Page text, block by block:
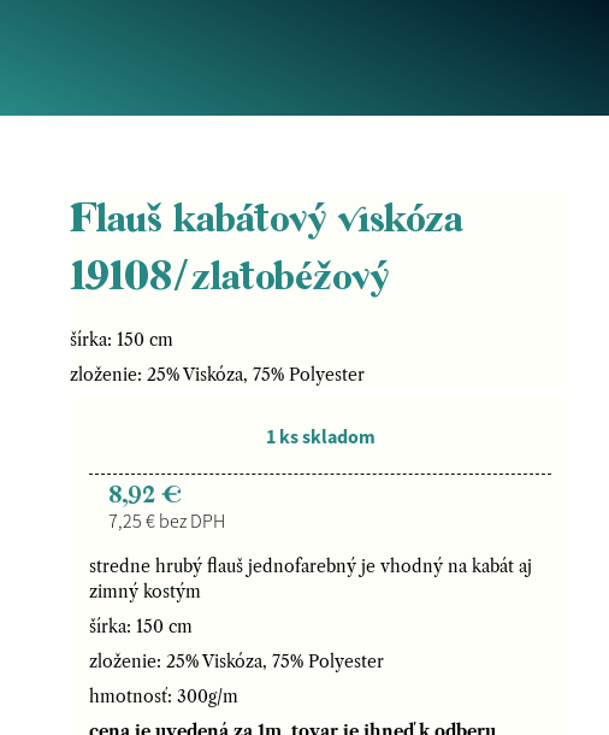
Flauš kabátový viskóza
19108/zlatobéžový
šírka: 150 cm
zloženie: 25% Viskóza, 75% Polyester
1 ks skladom
8,92 €
7,25 € bez DPH
stredne hrubý flauš jednofarebný je vhodný na kabát aj
zimný kostým
šírka: 150 cm
zloženie: 25% Viskóza, 75% Polyester
hmotnosť: 300g/m